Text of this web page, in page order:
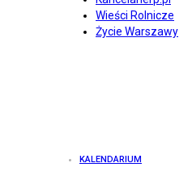
Wieści Rolnicze
Życie Warszawy
KALENDARIUM